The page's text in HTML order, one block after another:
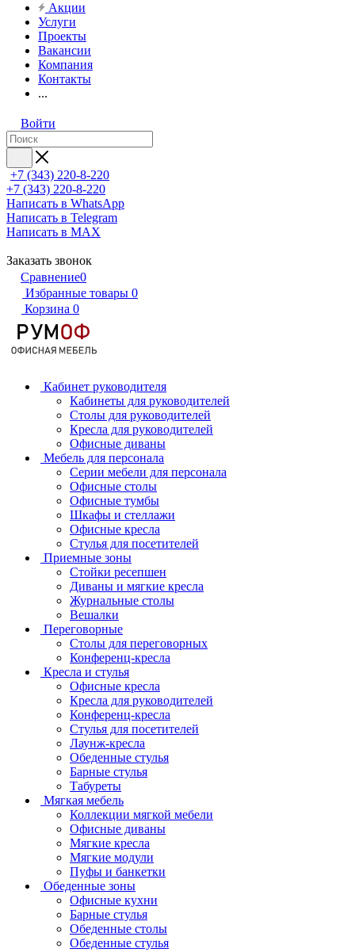
Акции
Услуги
Проекты
Вакансии
Компания
Контакты
...
Войти
+7 (343) 220-8-220
+7 (343) 220-8-220
Написать в WhatsApp
Написать в Telegram
Написать в MAX
Заказать звонок
Сравнение0
Избранные товары 0
Корзина 0
Кабинет руководителя
Кабинеты для руководителей
Столы для руководителей
Кресла для руководителей
Офисные диваны
Мебель для персонала
Серии мебели для персонала
Офисные столы
Офисные тумбы
Шкафы и стеллажи
Офисные кресла
Стулья для посетителей
Приемные зоны
Стойки ресепшен
Диваны и мягкие кресла
Журнальные столы
Вешалки
Переговорные
Столы для переговорных
Конференц-кресла
Кресла и стулья
Офисные кресла
Кресла для руководителей
Конференц-кресла
Стулья для посетителей
Лаунж-кресла
Обеденные стулья
Барные стулья
Табуреты
Мягкая мебель
Коллекции мягкой мебели
Офисные диваны
Мягкие кресла
Мягкие модули
Пуфы и банкетки
Обеденные зоны
Офисные кухни
Барные стулья
Обеденные столы
Обеденные стулья